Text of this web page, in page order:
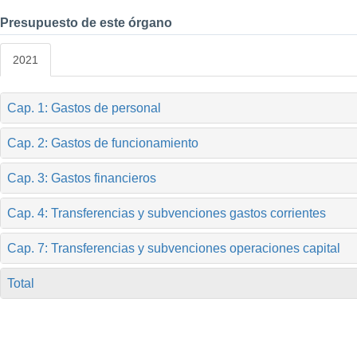
Presupuesto de este órgano
2021
Cap. 1: Gastos de personal
Cap. 2: Gastos de funcionamiento
Cap. 3: Gastos financieros
Cap. 4: Transferencias y subvenciones gastos corrientes
Cap. 7: Transferencias y subvenciones operaciones capital
Total